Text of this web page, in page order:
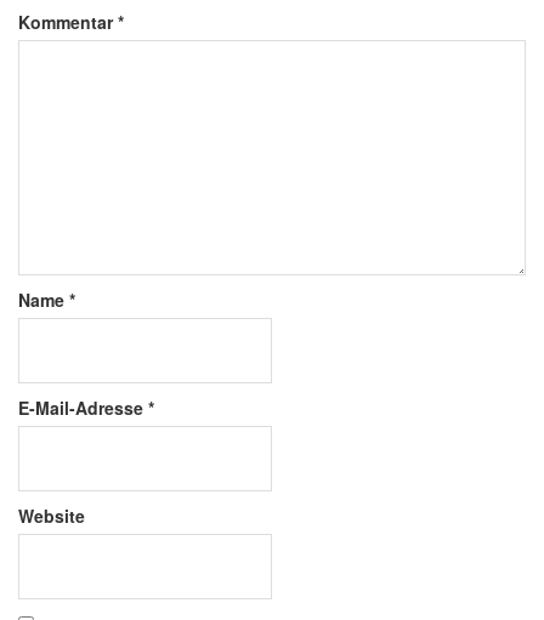
Kommentar*
Name *
E-Mail-Adresse *
Website